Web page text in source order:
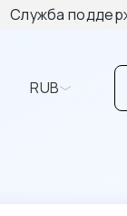
Служба
RUB